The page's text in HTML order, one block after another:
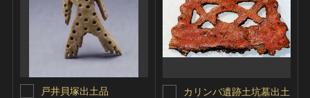
戸井貝塚出土品
カリンバ遺跡土坑墓出土